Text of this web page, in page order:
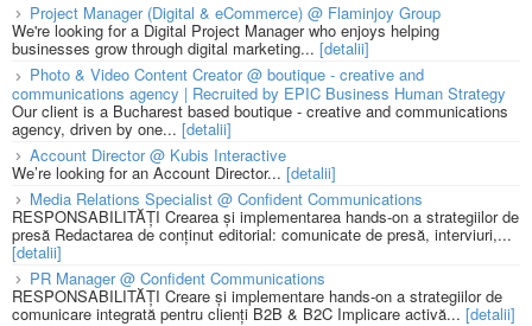
Project Manager (Digital & eCommerce) @ Flaminjoy Group
We're looking for a Digital Project Manager who enjoys helping
businesses grow through digital marketing... [detalii]
Photo & Video Content Creator @ boutique - creative and
communications agency | Recruited by EPIC Business Human Strategy
Our client is a Bucharest based boutique - creative and communications
agency, driven by one... [detalii]
Account Director @ Kubis Interactive
We’re looking for an Account Director... [detalii]
Media Relations Specialist @ Confident Communications
RESPONSABILITĂȚI Crearea și implementarea hands-on a strategiilor de
presă Redactarea de conținut editorial: comunicate de presă, interviuri,...
[detalii]
PR Manager @ Confident Communications
RESPONSABILITĂȚI Creare și implementare hands-on a strategiilor de
comunicare integrată pentru clienți B2B & B2C Implicare activă... [detalii]